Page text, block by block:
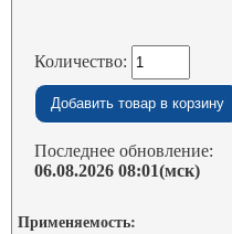
Количество:
Последнее обновление:
06.08.2026 08:01(мск)
Применяемость: